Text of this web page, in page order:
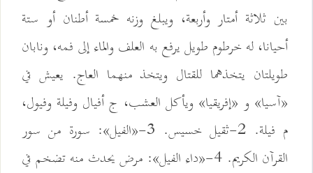
بين ثلاثة أمتار وأربعة، ويبلغ وزنه خمسة أطنان أو ستة
أحيانا، له خرطوم طويل يرفع به العلف والماء إلى فمه، ونابان
طويلتان يتخذهما للقتال ويتخذ منهما العاج. يعيش في
«آسيا» و «إفريقيا» ويأكل العشب، ج أفيال وفيلة وفيول،
م فيلة. 2-ثقيل خسيس. 3-«الفيل»: سورة من سور
القرآن الكريم. 4-«داء الفيل»: مرض يحدث منه تضخم في